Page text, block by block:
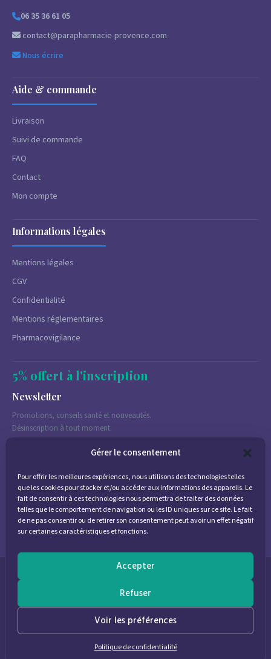
Gérer le consentement
Pour offrir les meilleures expériences, nous utilisons des technologies telles
que les cookies pour stocker et/ou accéder aux informations des appareils. Le
fait de consentir à ces technologies nous permettra de traiter des données
telles que le comportement de navigation ou les ID uniques sur ce site. Le fait
de ne pas consentir ou de retirer son consentement peut avoir un effet négatif
sur certaines caractéristiques et fonctions.
Accepter
Refuser
Voir les préférences
Politique de confidentialité
06 35 36 61 05
contact@parapharmacie-provence.com
Nous écrire
Aide & commande
Livraison
Suivi de commande
FAQ
Contact
Mon compte
Informations légales
Mentions légales
CGV
Confidentialité
Mentions réglementaires
Pharmacovigilance
5% offert à l'inscription
Newsletter
Promotions, conseils santé et nouveautés.
Désinscription à tout moment.
J'accepte de recevoir des emails marketing conformément à la
politique de confidentialité
Parapharmacie Provence — Pharmacie des Bastides